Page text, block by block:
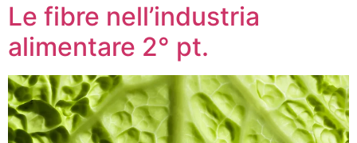
Le fibre nell’industria
alimentare 2° pt.